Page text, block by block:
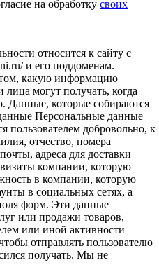
на обработку своих
относится к сайту с
и его поддоменам.
какую информацию
лица могут получать, когда
Данные, которые собираются
Персональные данные
пользователем добровольно, к
отчество, номера
адреса для доставки
компании, которую
в компании, которую
в социальных сетях, а
форм. Эти данные
или продажи товаров,
или иной активности
отправлять пользователю
получать. Мы не